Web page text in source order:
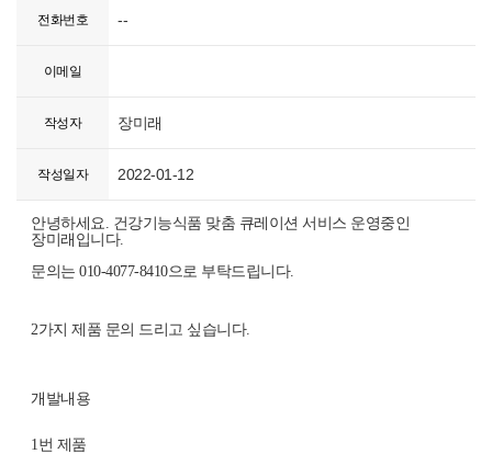
전화번호 --
이메일
작성자 장미래
작성일자 2022-01-12
안녕하세요
건강기능식품 맞춤 큐레이션 서비스 운영중인
장미래입니다.
문의는 010-4077-8410으로 부탁드립니다.
2가지 제품 문의 드리고 싶습니다.
개발내용
1 번 제품